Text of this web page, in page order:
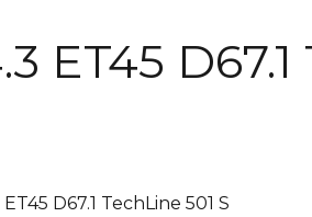
ET45 D67.1